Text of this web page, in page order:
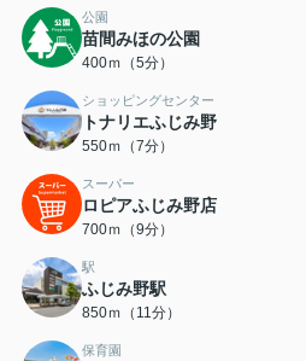
公園
苗間みほの公園
400ｍ（5分）
ショッピングセンター
トナリエふじみ野
550ｍ（7分）
スーパー
ロピアふじみ野店
700ｍ（9分）
駅
ふじみ野駅
850ｍ（11分）
保育園